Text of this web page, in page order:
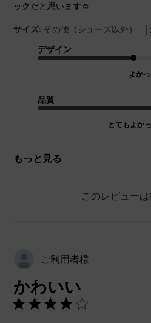
ックだと思います☺︎
サイズ: その他（シューズ以外） |
デザイン
よか
品質
とてもよか
もっと見る
このレビュー
ご利用者様
かわいい